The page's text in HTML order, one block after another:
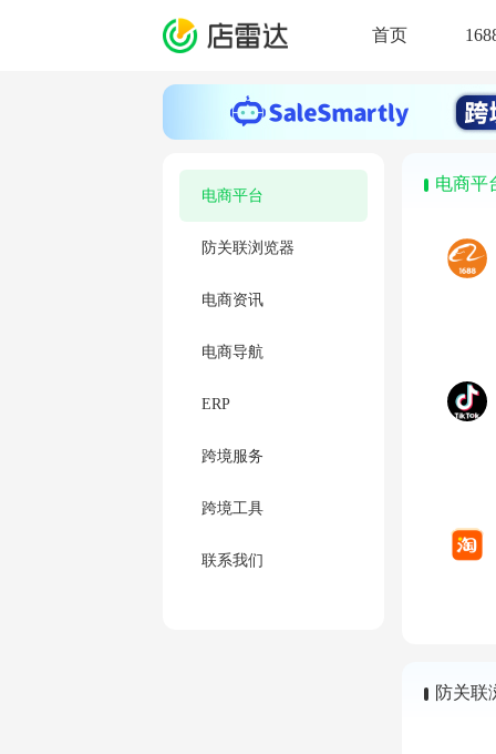
首页
电商平台
防关联浏览器
电商资讯
电商导航
ERP
跨境服务
跨境工具
联系我们
电商平
防关联